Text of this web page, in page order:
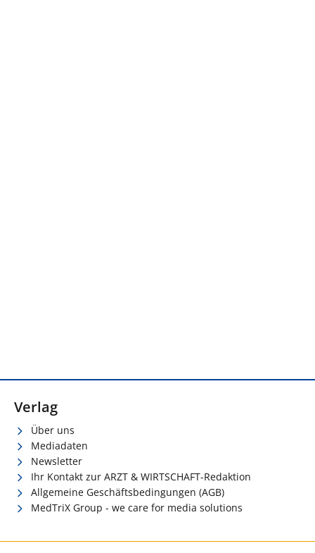
Verlag
Über uns
Mediadaten
Newsletter
Ihr Kontakt zur ARZT & WIRTSCHAFT-Redaktion
Allgemeine Geschäftsbedingungen (AGB)
MedTriX Group - we care for media solutions